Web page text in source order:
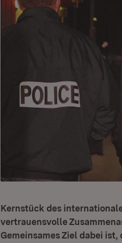
Kernstück des
vertrauensvolle
Gemeinsames Ziel dabei